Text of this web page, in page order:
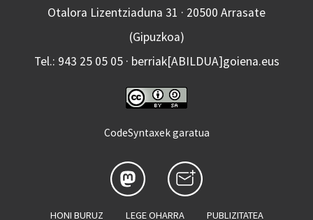
Otalora Lizentziaduna 31 · 20500 Arrasate
(Gipuzkoa)
Tel.: 943 25 05 05 · berriak[ABILDUA]goiena.eus
CodeSyntaxek garatua
HONI BURUZ LEGE OHARRA PUBLIZITATEA